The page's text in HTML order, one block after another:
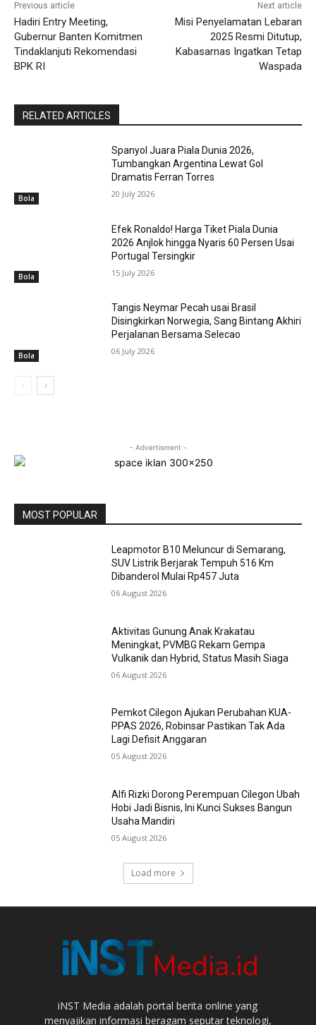
Previous article
Hadiri Entry Meeting,
Gubernur Banten Komitmen
Tindaklanjuti Rekomendasi
BPK RI
Next article
Misi Penyelamatan Lebaran
2025 Resmi Ditutup,
Kabasarnas Ingatkan Tetap
Waspada
RELATED ARTICLES
Bola
Spanyol Juara Piala Dunia 2026,
Tumbangkan Argentina Lewat Gol
Dramatis Ferran Torres
20 July 2026
Bola
Efek Ronaldo! Harga Tiket Piala Dunia
2026 Anjlok hingga Nyaris 60 Persen Usai
Portugal Tersingkir
15 July 2026
Bola
Tangis Neymar Pecah usai Brasil
Disingkirkan Norwegia, Sang Bintang Akhiri
Perjalanan Bersama Selecao
06 July 2026
- Advertisment -
MOST POPULAR
Leapmotor B10 Meluncur di Semarang,
SUV Listrik Berjarak Tempuh 516 Km
Dibanderol Mulai Rp457 Juta
06 August 2026
Aktivitas Gunung Anak Krakatau
Meningkat, PVMBG Rekam Gempa
Vulkanik dan Hybrid, Status Masih Siaga
06 August 2026
Pemkot Cilegon Ajukan Perubahan KUA-
PPAS 2026, Robinsar Pastikan Tak Ada
Lagi Defisit Anggaran
05 August 2026
Alfi Rizki Dorong Perempuan Cilegon Ubah
Hobi Jadi Bisnis, Ini Kunci Sukses Bangun
Usaha Mandiri
05 August 2026
Load more
iNST Media adalah portal berita online yang
menyajikan informasi beragam seputar teknologi,